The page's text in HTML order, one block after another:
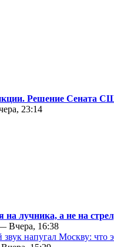
Решение Сената
23:14
на лучника, а не на
Вчера, 16:38
звук напугал Москву: что